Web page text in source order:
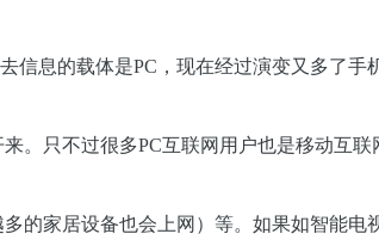
息的载体是PC，现在经过演变又多了手
。只不过很多PC互联网用户也是移动互联
的家居设备也会上网）等。如果如智能电